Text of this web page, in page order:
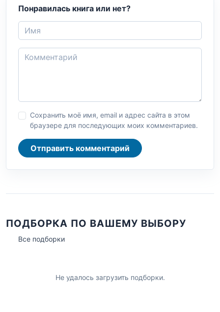
Понравилась книга или нет?
Сохранить моё имя, email и адрес сайта в этом
браузере для последующих моих комментариев.
Отправить комментарий
ПОДБОРКА ПО ВАШЕМУ ВЫБОРУ
Все подборки
Не удалось загрузить подборки.